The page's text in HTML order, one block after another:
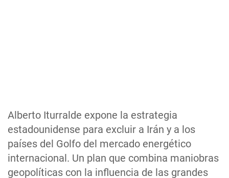
Alberto Iturralde expone la estrategia
estadounidense para excluir a Irán y a los
países del Golfo del mercado energético
internacional. Un plan que combina maniobras
geopolíticas con la influencia de las grandes